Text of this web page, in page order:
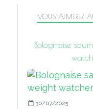
VOUS AIMEREZ
Bolognaise
30/07/2025